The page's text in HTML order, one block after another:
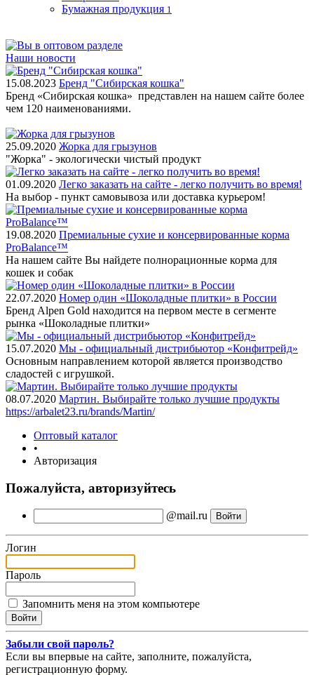
Бумажная продукция 1
Наши новости
15.08.2023 Бренд "Сибирская кошка"
Бренд «Сибирская кошка» представлен на нашем сайте более
чем 120 наименованиями.
25.09.2020 Жорка для грызунов
"Жорка" - экологически чистый продукт
01.09.2020 Легко заказать на сайте - легко получить во время!
На выбор - пункт самовывоза или доставка курьером!
19.08.2020 Премиальные сухие и консервированные корма
ProBalance™
На нашем сайте Вы найдете полнорационные корма для
кошек и собак
22.07.2020 Номер один «Шоколадные плитки» в России
Бренд Alpen Gold находится на первом месте в сегменте
рынка «Шоколадные плитки»
15.07.2020 Мы - официальный дистрибьютор «Конфитрейд»
Основным направлением которой является производство
сладостей с игрушкой.
08.07.2020 Мартин. Выбирайте только лучшие продукты
https://arbalet23.ru/brands/Martin/
Оптовый каталог
•
Авторизация
Пожалуйста, авторизуйтесь
@mail.ru
Логин
Пароль
Запомнить меня на этом компьютере
Забыли свой пароль?
Если вы впервые на сайте, заполните, пожалуйста,
регистрационную форму.